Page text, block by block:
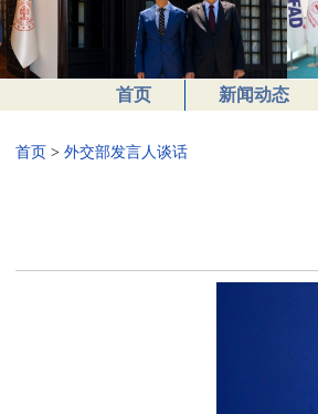
首页 新闻动态
首页 > 外交部发言人谈话